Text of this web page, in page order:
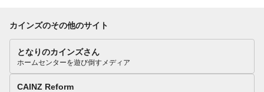
カインズのその他のサイト
となりのカインズさん
ホームセンターを遊び倒すメディア
CAINZ Reform